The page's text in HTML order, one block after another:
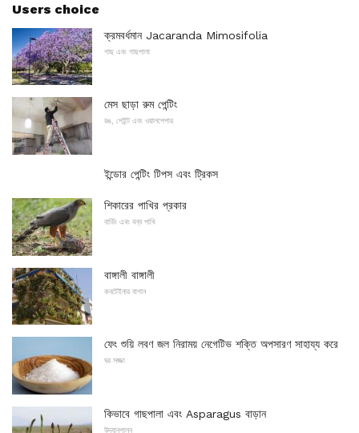
Users choice
ক্রমবর্ধমান Jacaranda Mimosifolia
গাছ এবং গাছপালা
মেস ছাড়া রুম পেন্টিং
রঙ, পেইন্ট এবং ওয়ালপেপার
ইন্ডোর পেন্টিং টিপস এবং ট্রিকস
শিকারের পাখির প্রকার
বার্ডিং এবং বন্য পাখি
বাঙ্গালী বাঙ্গালী
কনটেইনার বাগান
ফেং শুয়ি লবণ জল নিরাময় নেগেটিভ শক্তি অপসারণ সাহায্য করে
ঘর সজ্জা
কিভাবে গাছপালা এবং Asparagus বাড়ান
উদ্যানপালন